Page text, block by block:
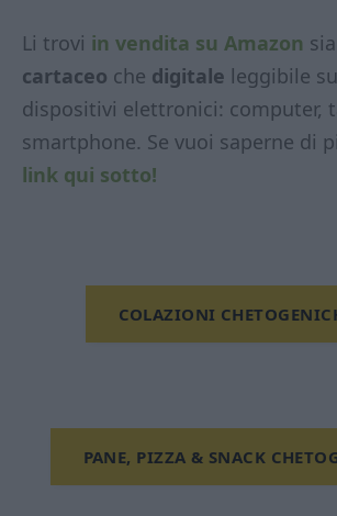
Li trovi in vendita su Amazon
cartaceo che digitale leggibile
dispositivi elettronici: computer,
smartphone. Se vuoi saperne di
link qui sotto!
COLAZIONI
PANE, PIZZA & SNACK